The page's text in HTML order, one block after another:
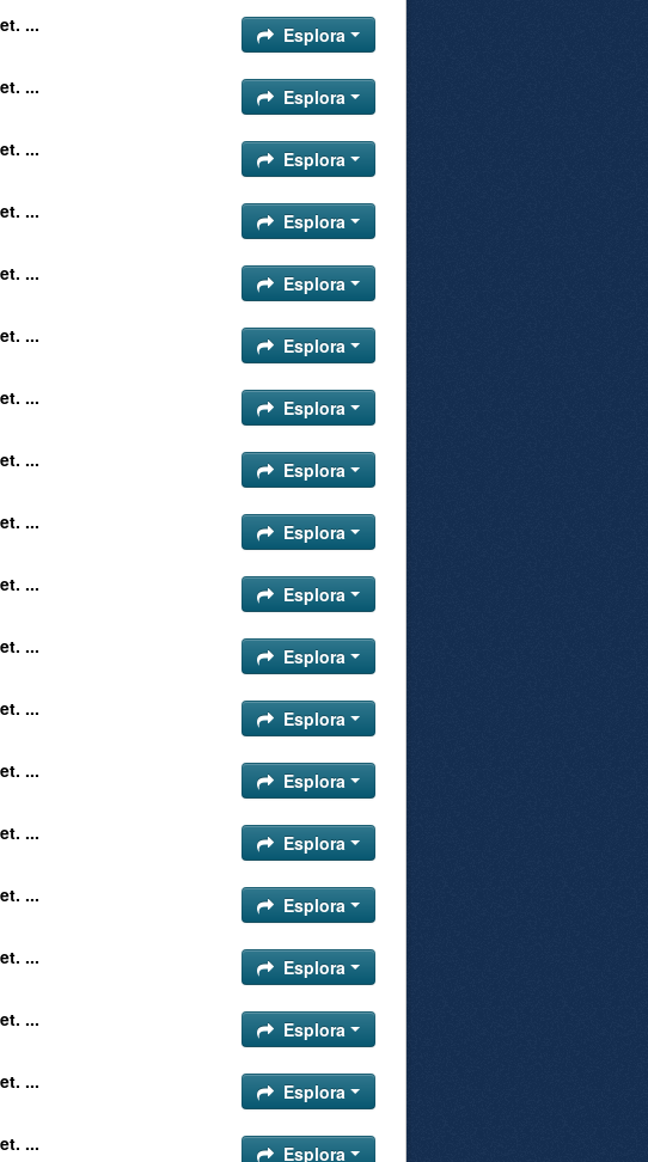
... Esplora
... Esplora
... Esplora
... Esplora
... Esplora
... Esplora
... Esplora
... Esplora
... Esplora
... Esplora
... Esplora
... Esplora
... Esplora
... Esplora
... Esplora
... Esplora
... Esplora
... Esplora
... Esplora